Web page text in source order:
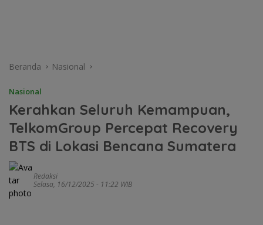
Beranda Nasional
Nasional
Kerahkan Seluruh Kemampuan,
TelkomGroup Percepat Recovery
BTS di Lokasi Bencana Sumatera
Redaksi
Selasa, 16/12/2025 - 11:22 WIB